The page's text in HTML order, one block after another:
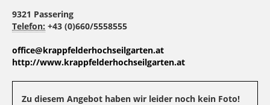
9321 Passering
Telefon: +43 (0)660/5558555
office@krappfelderhochseilgarten.at
http://www.krappfelderhochseilgarten.at
Zu diesem Angebot haben wir leider noch kein Foto!